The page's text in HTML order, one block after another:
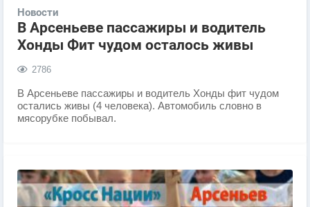
Новости
В Арсеньеве пассажиры и водитель
Хонды Фит чудом осталось живы
2786
В Арсеньеве пассажиры и водитель Хонды фит чудом
остались живы (4 человека). Автомобиль словно в
мясорубке побывал.